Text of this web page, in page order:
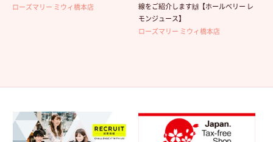
ローズマリー ミウィ橋本店
線をご紹介します🙌【ホールベリー レ
モンジュース】
ローズマリー ミウィ橋本店